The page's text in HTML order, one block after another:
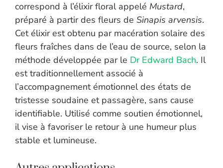
correspond à l’élixir floral appelé Mustard,
préparé à partir des fleurs de Sinapis arvensis.
Cet élixir est obtenu par macération solaire des
fleurs fraîches dans de l’eau de source, selon la
méthode développée par le Dr Edward Bach. Il
est traditionnellement associé à
l’accompagnement émotionnel des états de
tristesse soudaine et passagère, sans cause
identifiable. Utilisé comme soutien émotionnel,
il vise à favoriser le retour à une humeur plus
stable et lumineuse.